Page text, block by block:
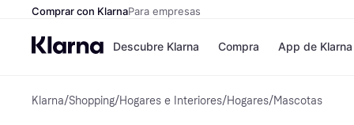
Comprar con KlarnaPara empresas
Descubre Klarna
Formas de pago
Compra
Tiendas
App de Klarna
Klarna/Shopping/Hogares e Interiores/Hogares/Mascotas